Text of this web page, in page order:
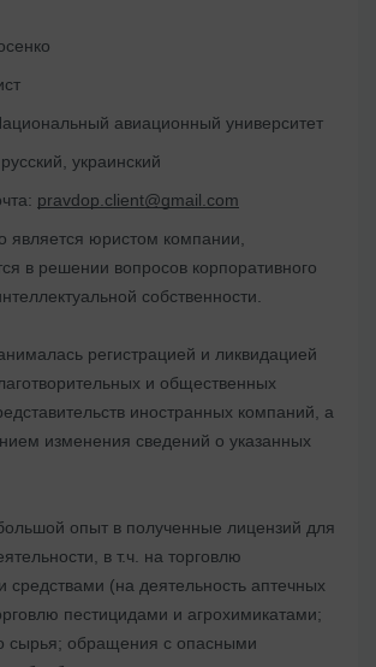
авиационный университет
русский, украинский
pravdop.client@gmail.com
является юристом компании,
в решении вопросов корпоративного
собственности.
регистрацией и ликвидацией
и общественных
иностранных компаний, а
изменения сведений о указанных
опыт в полученные лицензий для
в т.ч. на торговлю
средствами (на деятельность аптечных
пестицидами и агрохимикатами;
сырья; обращения с опасными